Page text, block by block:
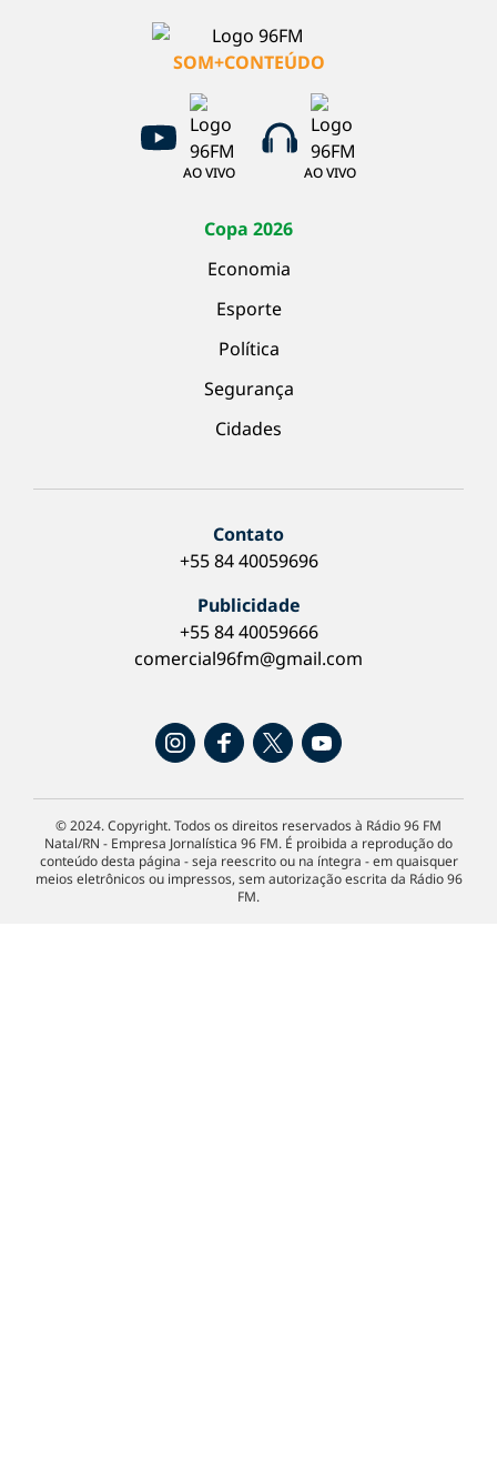
SOM+CONTEÚDO
AO VIVO AO VIVO
Copa 2026
Economia
Esporte
Política
Segurança
Cidades
Contato
+55 84 40059696
Publicidade
+55 84 40059666
comercial96fm@gmail.com
© 2024. Copyright. Todos os direitos reservados à Rádio 96 FM
Natal/RN - Empresa Jornalística 96 FM. É proibida a reprodução do
conteúdo desta página - seja reescrito ou na íntegra - em quaisquer
meios eletrônicos ou impressos, sem autorização escrita da Rádio 96
FM.